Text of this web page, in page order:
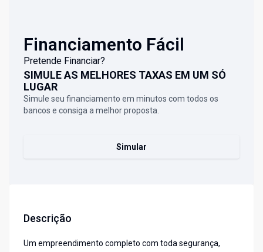
Financiamento Fácil
Pretende Financiar?
SIMULE AS MELHORES TAXAS EM UM SÓ
LUGAR
Simule seu financiamento em minutos com todos os
bancos e consiga a melhor proposta.
Simular
Descrição
Um empreendimento completo com toda segurança,